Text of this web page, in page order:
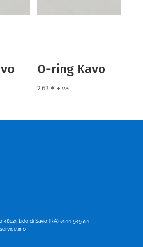
O-ring Kavo
2,63€ +iva
48125 Lido di Savio (RA) 0544 949554